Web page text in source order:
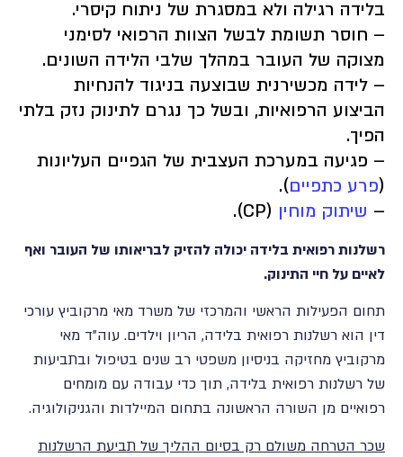
בלידה רגילה ולא במסגרת של ניתוח קיסרי.
– חוסר תשומת לבשל הצוות הרפואי לסימני
מצוקה של העובר במהלך שלבי הלידה השונים.
– לידה מכשירנית שבוצעה בניגוד להנחיות
הביצוע הרפואיות, ובשל כך נגרם לתינוק נזק בלתי
הפיך.
– פגיעה במערכת העצבית של הגפיים העליונות
(פרע כתפיים).
– שיתוק מוחין (CP).
רשלנות רפואית בלידה יכולה להזיק לבריאותו של העובר ואף
לאיים על חיי התינוק.
תחום הפעילות הראשי והמרכזי של משרד מאי מרקוביץ עורכי
דין הוא רשלנות רפואית בלידה, הריון וילדים. עוה"ד מאי
מרקוביץ מחזיקה בניסיון משפטי רב שנים בטיפול ובתביעות
של רשלנות רפואית בלידה, תוך כדי עבודה עם מומחים
רפואיים מן השורה הראשונה בתחום המיילדות והגניקולוגיה.
שכר הטרחה משולם רק בסיום ההליך של תביעת הרשלנות